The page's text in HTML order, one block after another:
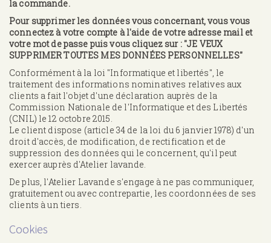
la commande.
Pour supprimer les données vous concernant, vous vous
connectez à votre compte à l'aide de votre adresse mail et
votre mot de passe puis vous cliquez sur : "JE VEUX
SUPPRIMER TOUTES MES DONNÉES PERSONNELLES"
Conformément à la loi "Informatique et libertés", le
traitement des informations nominatives relatives aux
clients a fait l'objet d'une déclaration auprès de la
Commission Nationale de l'Informatique et des Libertés
(CNIL) le 12 octobre 2015.
Le client dispose (article 34 de la loi du 6 janvier 1978) d'un
droit d'accès, de modification, de rectification et de
suppression des données qui le concernent, qu'il peut
exercer auprès d'Atelier lavande.
De plus, l'Atelier Lavande s'engage à ne pas communiquer,
gratuitement ou avec contrepartie, les coordonnées de ses
clients à un tiers.
Cookies